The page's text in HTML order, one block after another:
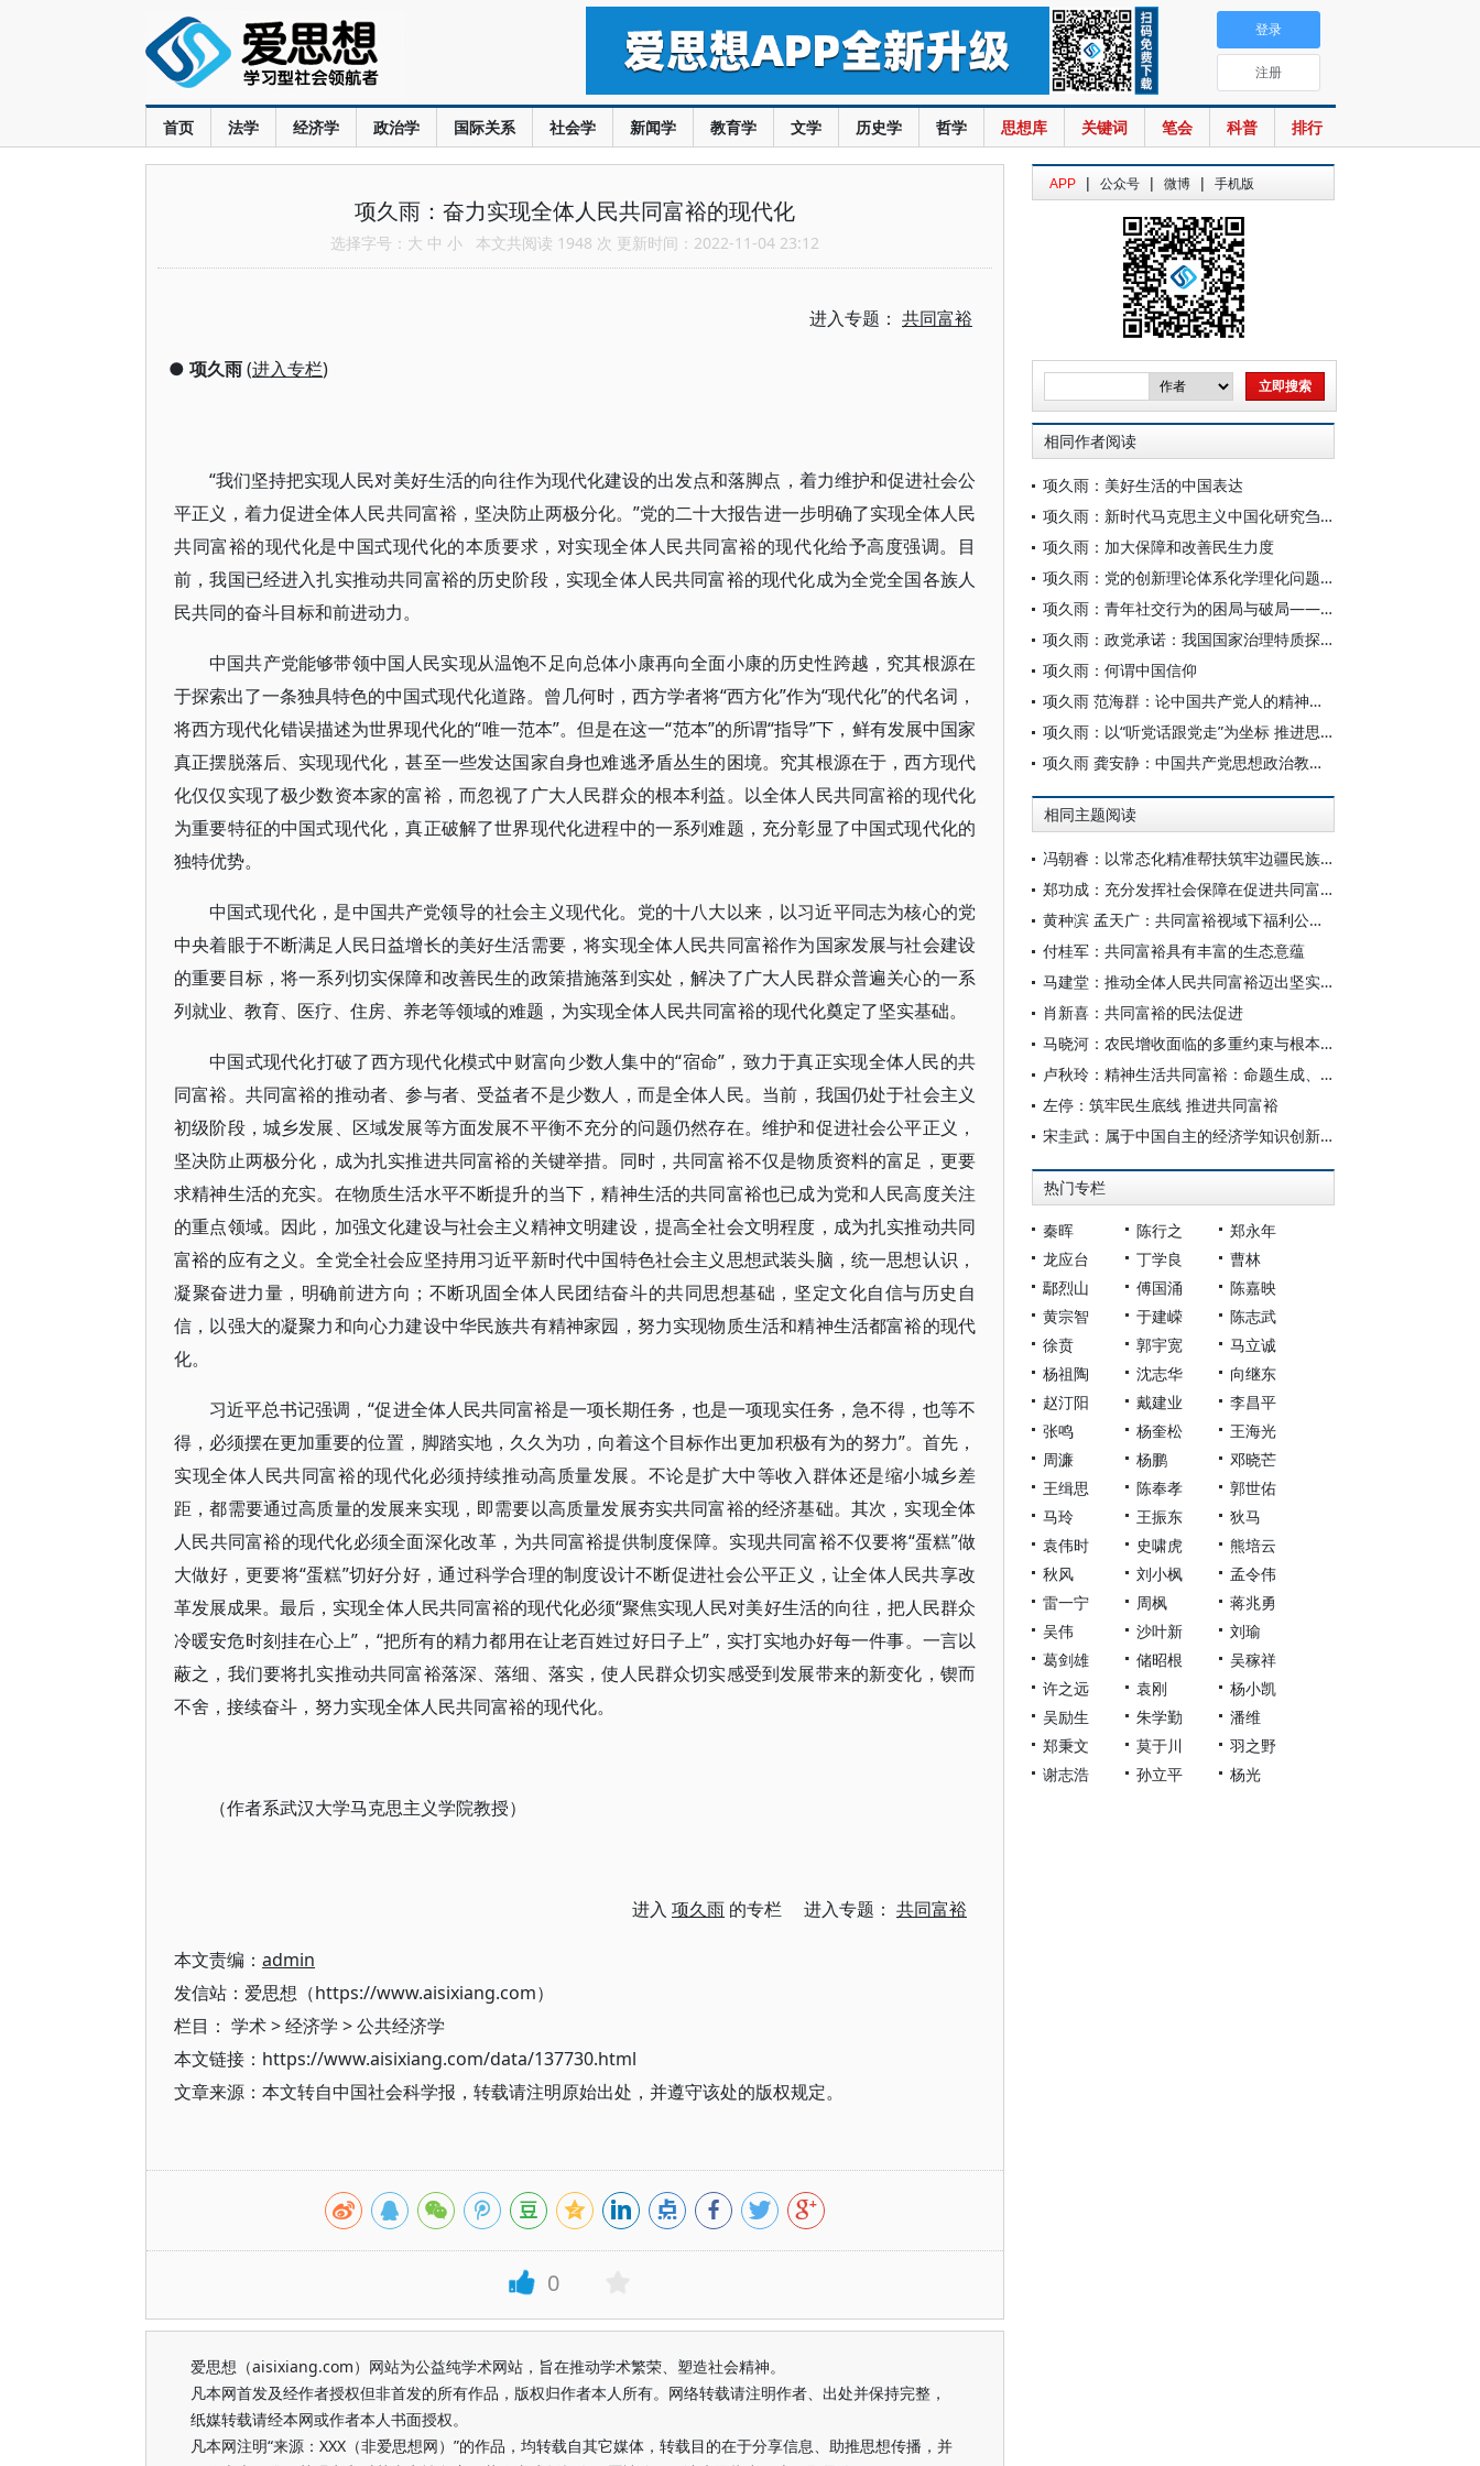
首页 法学 经济学 政治学 国际关系 社会学 新闻学 教育学 文学 历史学 哲学 思想库 关键词 笔会 科普 排行
登录
注册
项久雨：奋力实现全体人民共同富裕的现代化
选择字号： 大 中 小 本文共阅读 1948 次 更新时间：2022-11-04 23:12
进入专题： 共同富裕
● 项久雨(进入专栏)
“我们坚持把实现人民对美好生活的向往作为现代化建设的出发点和落脚点，着力维护和促进社会公
平正义，着力促进全体人民共同富裕，坚决防止两极分化。”党的二十大报告进一步明确了实现全体人民
共同富裕的现代化是中国式现代化的本质要求，对实现全体人民共同富裕的现代化给予高度强调。目
前，我国已经进入扎实推动共同富裕的历史阶段，实现全体人民共同富裕的现代化成为全党全国各族人
民共同的奋斗目标和前进动力。
中国共产党能够带领中国人民实现从温饱不足向总体小康再向全面小康的历史性跨越，究其根源在
于探索出了一条独具特色的中国式现代化道路。曾几何时，西方学者将“西方化”作为“现代化”的代名词，
将西方现代化错误描述为世界现代化的“唯一范本”。但是在这一“范本”的所谓“指导”下，鲜有发展中国家
真正摆脱落后、实现现代化，甚至一些发达国家自身也难逃矛盾丛生的困境。究其根源在于，西方现代
化仅仅实现了极少数资本家的富裕，而忽视了广大人民群众的根本利益。以全体人民共同富裕的现代化
为重要特征的中国式现代化，真正破解了世界现代化进程中的一系列难题，充分彰显了中国式现代化的
独特优势。
中国式现代化，是中国共产党领导的社会主义现代化。党的十八大以来，以习近平同志为核心的党
中央着眼于不断满足人民日益增长的美好生活需要，将实现全体人民共同富裕作为国家发展与社会建设
的重要目标，将一系列切实保障和改善民生的政策措施落到实处，解决了广大人民群众普遍关心的一系
列就业、教育、医疗、住房、养老等领域的难题，为实现全体人民共同富裕的现代化奠定了坚实基础。
中国式现代化打破了西方现代化模式中财富向少数人集中的“宿命”，致力于真正实现全体人民的共
同富裕。共同富裕的推动者、参与者、受益者不是少数人，而是全体人民。当前，我国仍处于社会主义
初级阶段，城乡发展、区域发展等方面发展不平衡不充分的问题仍然存在。维护和促进社会公平正义，
坚决防止两极分化，成为扎实推进共同富裕的关键举措。同时，共同富裕不仅是物质资料的富足，更要
求精神生活的充实。在物质生活水平不断提升的当下，精神生活的共同富裕也已成为党和人民高度关注
的重点领域。因此，加强文化建设与社会主义精神文明建设，提高全社会文明程度，成为扎实推动共同
富裕的应有之义。全党全社会应坚持用习近平新时代中国特色社会主义思想武装头脑，统一思想认识，
凝聚奋进力量，明确前进方向；不断巩固全体人民团结奋斗的共同思想基础，坚定文化自信与历史自
信，以强大的凝聚力和向心力建设中华民族共有精神家园，努力实现物质生活和精神生活都富裕的现代
化。
习近平总书记强调，“促进全体人民共同富裕是一项长期任务，也是一项现实任务，急不得，也等不
得，必须摆在更加重要的位置，脚踏实地，久久为功，向着这个目标作出更加积极有为的努力”。首先，
实现全体人民共同富裕的现代化必须持续推动高质量发展。不论是扩大中等收入群体还是缩小城乡差
距，都需要通过高质量的发展来实现，即需要以高质量发展夯实共同富裕的经济基础。其次，实现全体
人民共同富裕的现代化必须全面深化改革，为共同富裕提供制度保障。实现共同富裕不仅要将“蛋糕”做
大做好，更要将“蛋糕”切好分好，通过科学合理的制度设计不断促进社会公平正义，让全体人民共享改
革发展成果。最后，实现全体人民共同富裕的现代化必须“聚焦实现人民对美好生活的向往，把人民群众
冷暖安危时刻挂在心上”，“把所有的精力都用在让老百姓过好日子上”，实打实地办好每一件事。一言以
蔽之，我们要将扎实推动共同富裕落深、落细、落实，使人民群众切实感受到发展带来的新变化，锲而
不舍，接续奋斗，努力实现全体人民共同富裕的现代化。
（作者系武汉大学马克思主义学院教授）
进入 项久雨 的专栏 进入专题： 共同富裕
本文责编： admin
发信站：爱思想（https://www.aisixiang.com）
栏目： 学术>经济学 >公共经济学
本文链接：https://www.aisixiang.com/data/137730.html
文章来源：本文转自中国社会科学报，转载请注明原始出处，并遵守该处的版权规定。
0
爱思想（aisixiang.com）网站为公益纯学术网站，旨在推动学术繁荣、塑造社会精神。
凡本网首发及经作者授权但非首发的所有作品，版权归作者本人所有。网络转载请注明作者、出处并保持完整，
纸媒转载请经本网或作者本人书面授权。
凡本网注明“来源：XXX（非爱思想网）”的作品，均转载自其它媒体，转载目的在于分享信息、助推思想传播，并
APP | 公众号 | 微博 | 手机版
相同作者阅读
项久雨：美好生活的中国表达
项久雨：新时代马克思主义中国化研究刍议
项久雨：加大保障和改善民生力度
项久雨：党的创新理论体系化学理化问题域
项久雨：青年社交行为的困局与破局——基于Z世代“现象级”社交模式分析
项久雨：政党承诺：我国国家治理特质探赜
项久雨：何谓中国信仰
项久雨 范海群：论中国共产党人的精神动力
项久雨：以“听党话跟党走”为坐标 推进思政课教学改革创新
项久雨 龚安静：中国共产党思想政治教育内容建构：历程、逻辑、进路
相同主题阅读
冯朝睿：以常态化精准帮扶筑牢边疆民族地区共同富裕根基
郑功成：充分发挥社会保障在促进共同富裕中的重要作用
黄种滨 孟天广：共同富裕视域下福利公平形塑国家认同的机制
付桂军：共同富裕具有丰富的生态意蕴
马建堂：推动全体人民共同富裕迈出坚实步伐
肖新喜：共同富裕的民法促进
马晓河：农民增收面临的多重约束与根本路径
卢秋玲：精神生活共同富裕：命题生成、基本架构与实践路径
左停：筑牢民生底线 推进共同富裕
宋圭武：属于中国自主的经济学知识创新：经济学及经济若干问题新思考
热门专栏
秦晖 陈行之
郑永年
龙应台
丁学良
曹林
鄢烈山
傅国涌
陈嘉映
黄宗智
于建嵘
陈志武
徐贲
郭宇宽
马立诚
杨祖陶
沈志华
向继东
赵汀阳
戴建业
李昌平
张鸣
杨奎松
王海光
周濂
杨鹏
邓晓芒
王缉思
陈奉孝
郭世佑
马玲
王振东
狄马
袁伟时
史啸虎
熊培云
秋风
刘小枫
孟令伟
雷一宁
周枫
蒋兆勇
吴伟
沙叶新
刘瑜
葛剑雄
储昭根
吴稼祥
许之远
袁刚
杨小凯
吴励生
朱学勤
潘维
郑秉文
莫于川
羽之野
谢志浩
孙立平 杨光